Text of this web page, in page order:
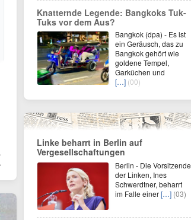
Knatternde Legende: Bangkoks Tuk-
Tuks vor dem Aus?
Bangkok (dpa) - Es ist
ein Geräusch, das zu
Bangkok gehört wie
goldene Tempel,
Garküchen und
[…] (00)
Linke beharrt in Berlin auf
Vergesellschaftungen
Berlin - Die Vorsitzende
der Linken, Ines
Schwerdtner, beharrt
im Falle einer[…] (03)